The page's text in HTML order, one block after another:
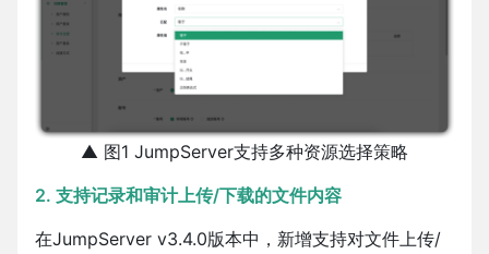
▲ 图1 JumpServer支持多种资源选择策略
2. 支持记录和审计上传/下载的文件内容
在JumpServer v3.4.0版本中，新增支持对文件上传/